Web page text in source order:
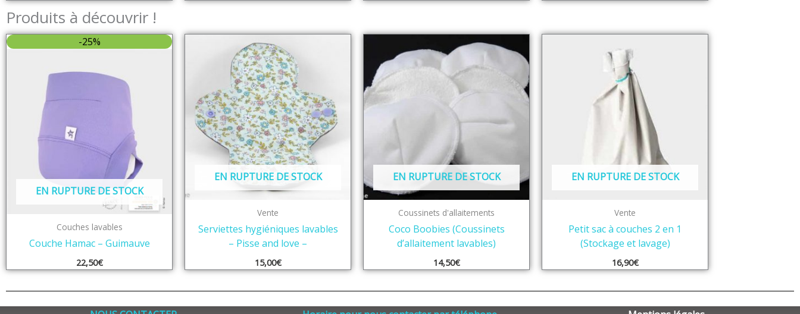
Produits à découvrir !
-25%
EN RUPTURE DE STOCK
Couches lavables
Couche Hamac – Guimauve
22,50€
EN RUPTURE DE STOCK
Vente
Serviettes hygiéniques lavables
– Pisse and love –
15,00€
EN RUPTURE DE STOCK
Coussinets d'allaitements
Coco Boobies (Coussinets
d’allaitement lavables)
14,50€
EN RUPTURE DE STOCK
Vente
Petit sac à couches 2 en 1
(Stockage et lavage)
16,90€